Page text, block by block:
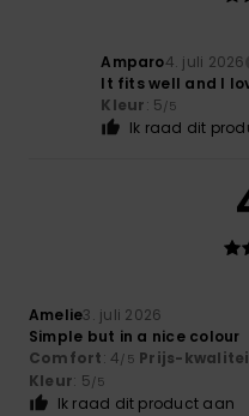
Amparo4. juli 2026
It fits well and I
Kleur: 5/5
Ik raad dit
Amelie3. juli 2026
Simple but in a nice colour
Comfort: 4/5 Prijs-
Kleur: 5/5
Ik raad dit product aan